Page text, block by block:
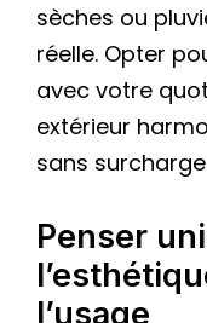
sèches ou
réelle. Opter
avec votre
extérieur
sans
Penser
l’usage